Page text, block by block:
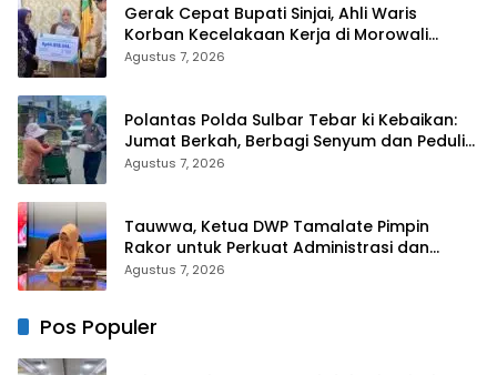
Gerak Cepat Bupati Sinjai, Ahli Waris
Korban Kecelakaan Kerja di Morowali
Terima Santunan BPJS Ketenagakerjaan
Agustus 7, 2026
Polantas Polda Sulbar Tebar ki Kebaikan:
Jumat Berkah, Berbagi Senyum dan Peduli
Sepenuh Hati
Agustus 7, 2026
Tauwwa, Ketua DWP Tamalate Pimpin
Rakor untuk Perkuat Administrasi dan
Evaluasi Program
Agustus 7, 2026
Pos Populer